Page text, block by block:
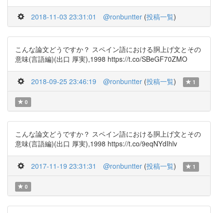
2018-11-03 23:31:01 @ronbuntter (投稿一覧)
こんな論文どうですか？ スペイン語における胴上げ文とその
意味(言語編)(出口 厚実),1998 https://t.co/SBeGF70ZMO
2018-09-25 23:46:19 @ronbuntter (投稿一覧) 1
0
こんな論文どうですか？ スペイン語における胴上げ文とその
意味(言語編)(出口 厚実),1998 https://t.co/9eqNYdIhlv
2017-11-19 23:31:31 @ronbuntter (投稿一覧) 1
0